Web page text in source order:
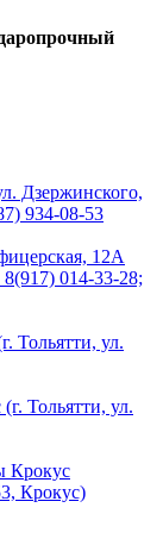
Дзержинского,
934-08-53
12А
8(917) 014-33-28;
Тольятти, ул.
Тольятти, ул.
Крокус
Крокус)